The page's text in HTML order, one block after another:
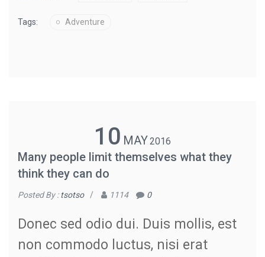
Tags: Adventure
10 MAY2016
Many people limit themselves what they
think they can do
Posted By :tsotso / 1114 0
Donec sed odio dui. Duis mollis, est
non commodo luctus, nisi erat